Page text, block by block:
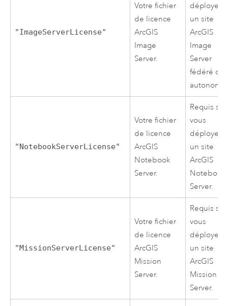
"ImageServerLicense"
Votre fichier
de licence
ArcGIS
Image
Server.
déployez
un site
ArcGIS
Image
Server
fédéré ou
autonome.
"NotebookServerLicense"
Votre fichier
de licence
ArcGIS
Notebook
Server.
Requis si
vous
déployez
un site
ArcGIS
Notebook
Server.
"MissionServerLicense"
Votre fichier
de licence
ArcGIS
Mission
Server.
Requis si
vous
déployez
un site
ArcGIS
Mission
Server.